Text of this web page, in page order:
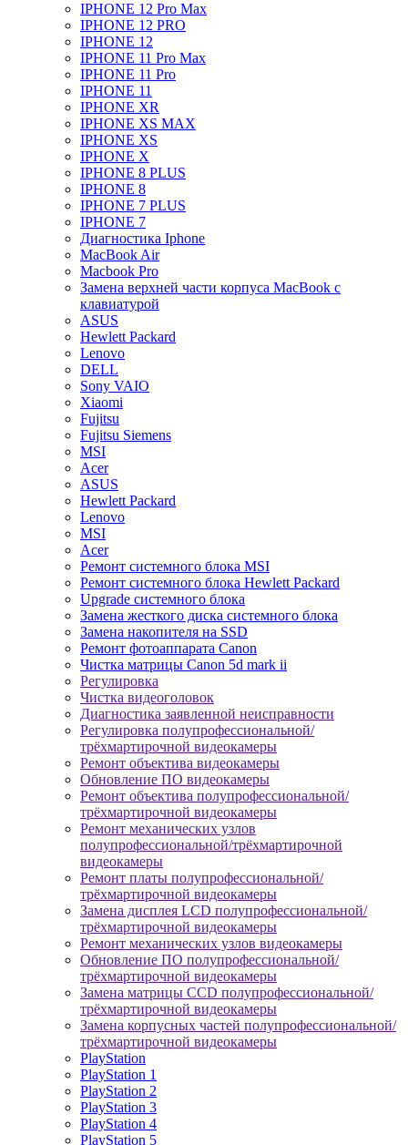
IPHONE 12 Pro Max
IPHONE 12 PRO
IPHONE 12
IPHONE 11 Pro Max
IPHONE 11 Pro
IPHONE 11
IPHONE XR
IPHONE XS MAX
IPHONE XS
IPHONE X
IPHONE 8 PLUS
IPHONE 8
IPHONE 7 PLUS
IPHONE 7
Диагностика Iphone
MacBook Air
Macbook Pro
Замена верхней части корпуса MacBook с
клавиатурой
ASUS
Hewlett Packard
Lenovo
DELL
Sony VAIO
Xiaomi
Fujitsu
Fujitsu Siemens
MSI
Acer
ASUS
Hewlett Packard
Lenovo
MSI
Acer
Ремонт системного блока MSI
Ремонт системного блока Hewlett Packard
Upgrade системного блока
Замена жесткого диска системного блока
Замена накопителя на SSD
Ремонт фотоаппарата Canon
Чистка матрицы Canon 5d mark ii
Регулировка
Чистка видеоголовок
Диагностика заявленной неисправности
Регулировка полупрофессиональной/
трёхмартирочной видеокамеры
Ремонт объектива видеокамеры
Обновление ПО видеокамеры
Ремонт объектива полупрофессиональной/
трёхмартирочной видеокамеры
Ремонт механических узлов
полупрофессиональной/трёхмартирочной
видеокамеры
Ремонт платы полупрофессиональной/
трёхмартирочной видеокамеры
Замена дисплея LCD полупрофессиональной/
трёхмартирочной видеокамеры
Ремонт механических узлов видеокамеры
Обновление ПО полупрофессиональной/
трёхмартирочной видеокамеры
Замена матрицы CCD полупрофессиональной/
трёхмартирочной видеокамеры
Замена корпусных частей полупрофессиональной/
трёхмартирочной видеокамеры
PlayStation
PlayStation 1
PlayStation 2
PlayStation 3
PlayStation 4
PlayStation 5